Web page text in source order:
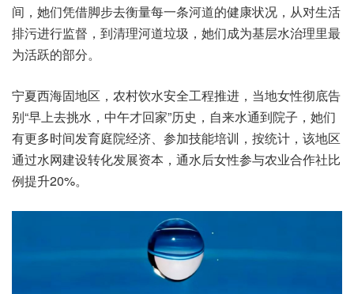
间，她们凭借脚步去衡量每一条河道的健康状况，从对生活
排污进行监督，到清理河道垃圾，她们成为基层水治理里最
为活跃的部分。
宁夏西海固地区，农村饮水安全工程推进，当地女性彻底告
别“早上去挑水，中午才回家”历史，自来水通到院子，她们
有更多时间发育庭院经济、参加技能培训，按统计，该地区
通过水网建设转化发展资本，通水后女性参与农业合作社比
例提升20%。